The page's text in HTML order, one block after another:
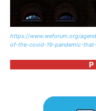
https://www.weforum.org/
of-the-covid-19-pandemic-
P